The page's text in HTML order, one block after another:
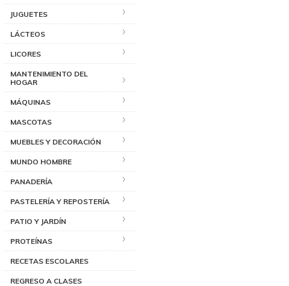
JUGUETES
LÁCTEOS
LICORES
MANTENIMIENTO DEL
HOGAR
MÁQUINAS
MASCOTAS
MUEBLES Y DECORACIÓN
MUNDO HOMBRE
PANADERÍA
PASTELERÍA Y REPOSTERÍA
PATIO Y JARDÍN
PROTEÍNAS
RECETAS ESCOLARES
REGRESO A CLASES